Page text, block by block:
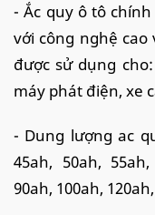
- Ắc quy ô tô
với công nghệ
được sử dụng
máy phát điện, xe
- Dung lượng ac
45ah, 50ah,
90ah, 100ah,